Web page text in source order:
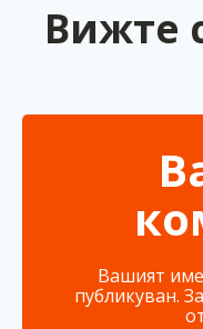
Вижте
Вашият
публикуван.